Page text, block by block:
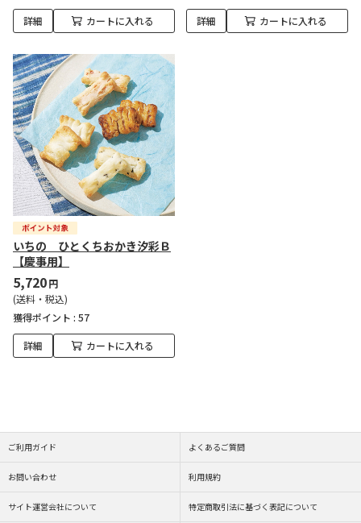
詳細 カートに入れる 詳細 カートに入れる
いちの ひとくちおかき汐彩Ｂ
【慶事用】
5,720円
(送料・税込)
獲得ポイント : 57
詳細 カートに入れる
ご利用ガイド よくあるご質問
お問い合わせ 利用規約
サイト運営会社について 特定商取引法に基づく表記について